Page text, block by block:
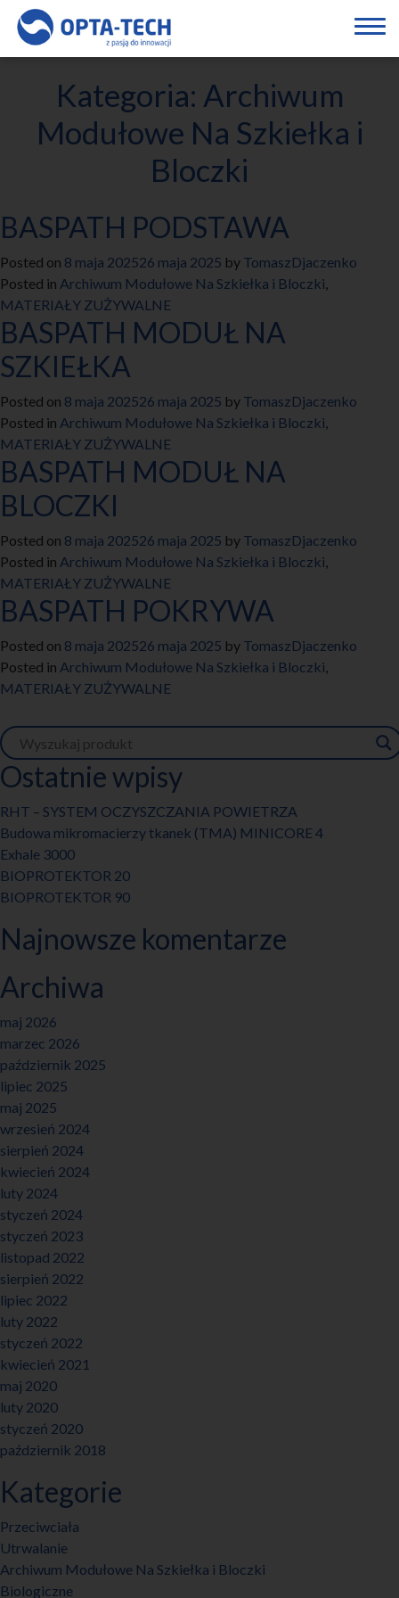
Kategoria: Archiwum
Modułowe Na Szkiełka i
Bloczki
BASPATH PODSTAWA
Posted on 8 maja 202526 maja 2025 by TomaszDjaczenko
Posted in Archiwum Modułowe Na Szkiełka i Bloczki,
MATERIAŁY ZUŻYWALNE
BASPATH MODUŁ NA
SZKIEŁKA
Posted on 8 maja 202526 maja 2025 by TomaszDjaczenko
Posted in Archiwum Modułowe Na Szkiełka i Bloczki,
MATERIAŁY ZUŻYWALNE
BASPATH MODUŁ NA
BLOCZKI
Posted on 8 maja 202526 maja 2025 by TomaszDjaczenko
Posted in Archiwum Modułowe Na Szkiełka i Bloczki,
MATERIAŁY ZUŻYWALNE
BASPATH POKRYWA
Posted on 8 maja 202526 maja 2025 by TomaszDjaczenko
Posted in Archiwum Modułowe Na Szkiełka i Bloczki,
MATERIAŁY ZUŻYWALNE
Ostatnie wpisy
RHT – SYSTEM OCZYSZCZANIA POWIETRZA
Budowa mikromacierzy tkanek (TMA) MINICORE 4
Exhale 3000
BIOPROTEKTOR 20
BIOPROTEKTOR 90
Najnowsze komentarze
Archiwa
maj 2026
marzec 2026
październik 2025
lipiec 2025
maj 2025
wrzesień 2024
sierpień 2024
kwiecień 2024
luty 2024
styczeń 2024
styczeń 2023
listopad 2022
sierpień 2022
lipiec 2022
luty 2022
styczeń 2022
kwiecień 2021
maj 2020
luty 2020
styczeń 2020
październik 2018
Kategorie
Przeciwciała
Utrwalanie
Archiwum Modułowe Na Szkiełka i Bloczki
Biologiczne